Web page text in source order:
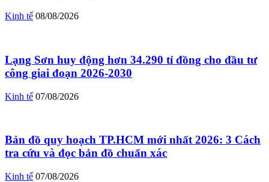
Kinh tế 08/08/2026
Lạng Sơn huy động hơn 34.290 tỉ đồng cho đầu tư
công giai đoạn 2026-2030
Kinh tế 07/08/2026
Bản đồ quy hoạch TP.HCM mới nhất 2026: 3 Cách
tra cứu và đọc bản đồ chuẩn xác
Kinh tế 07/08/2026